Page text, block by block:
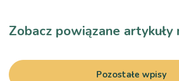
Zobacz powiązane artykuły
Pozostałe wpisy